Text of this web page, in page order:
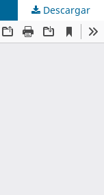
Descargar